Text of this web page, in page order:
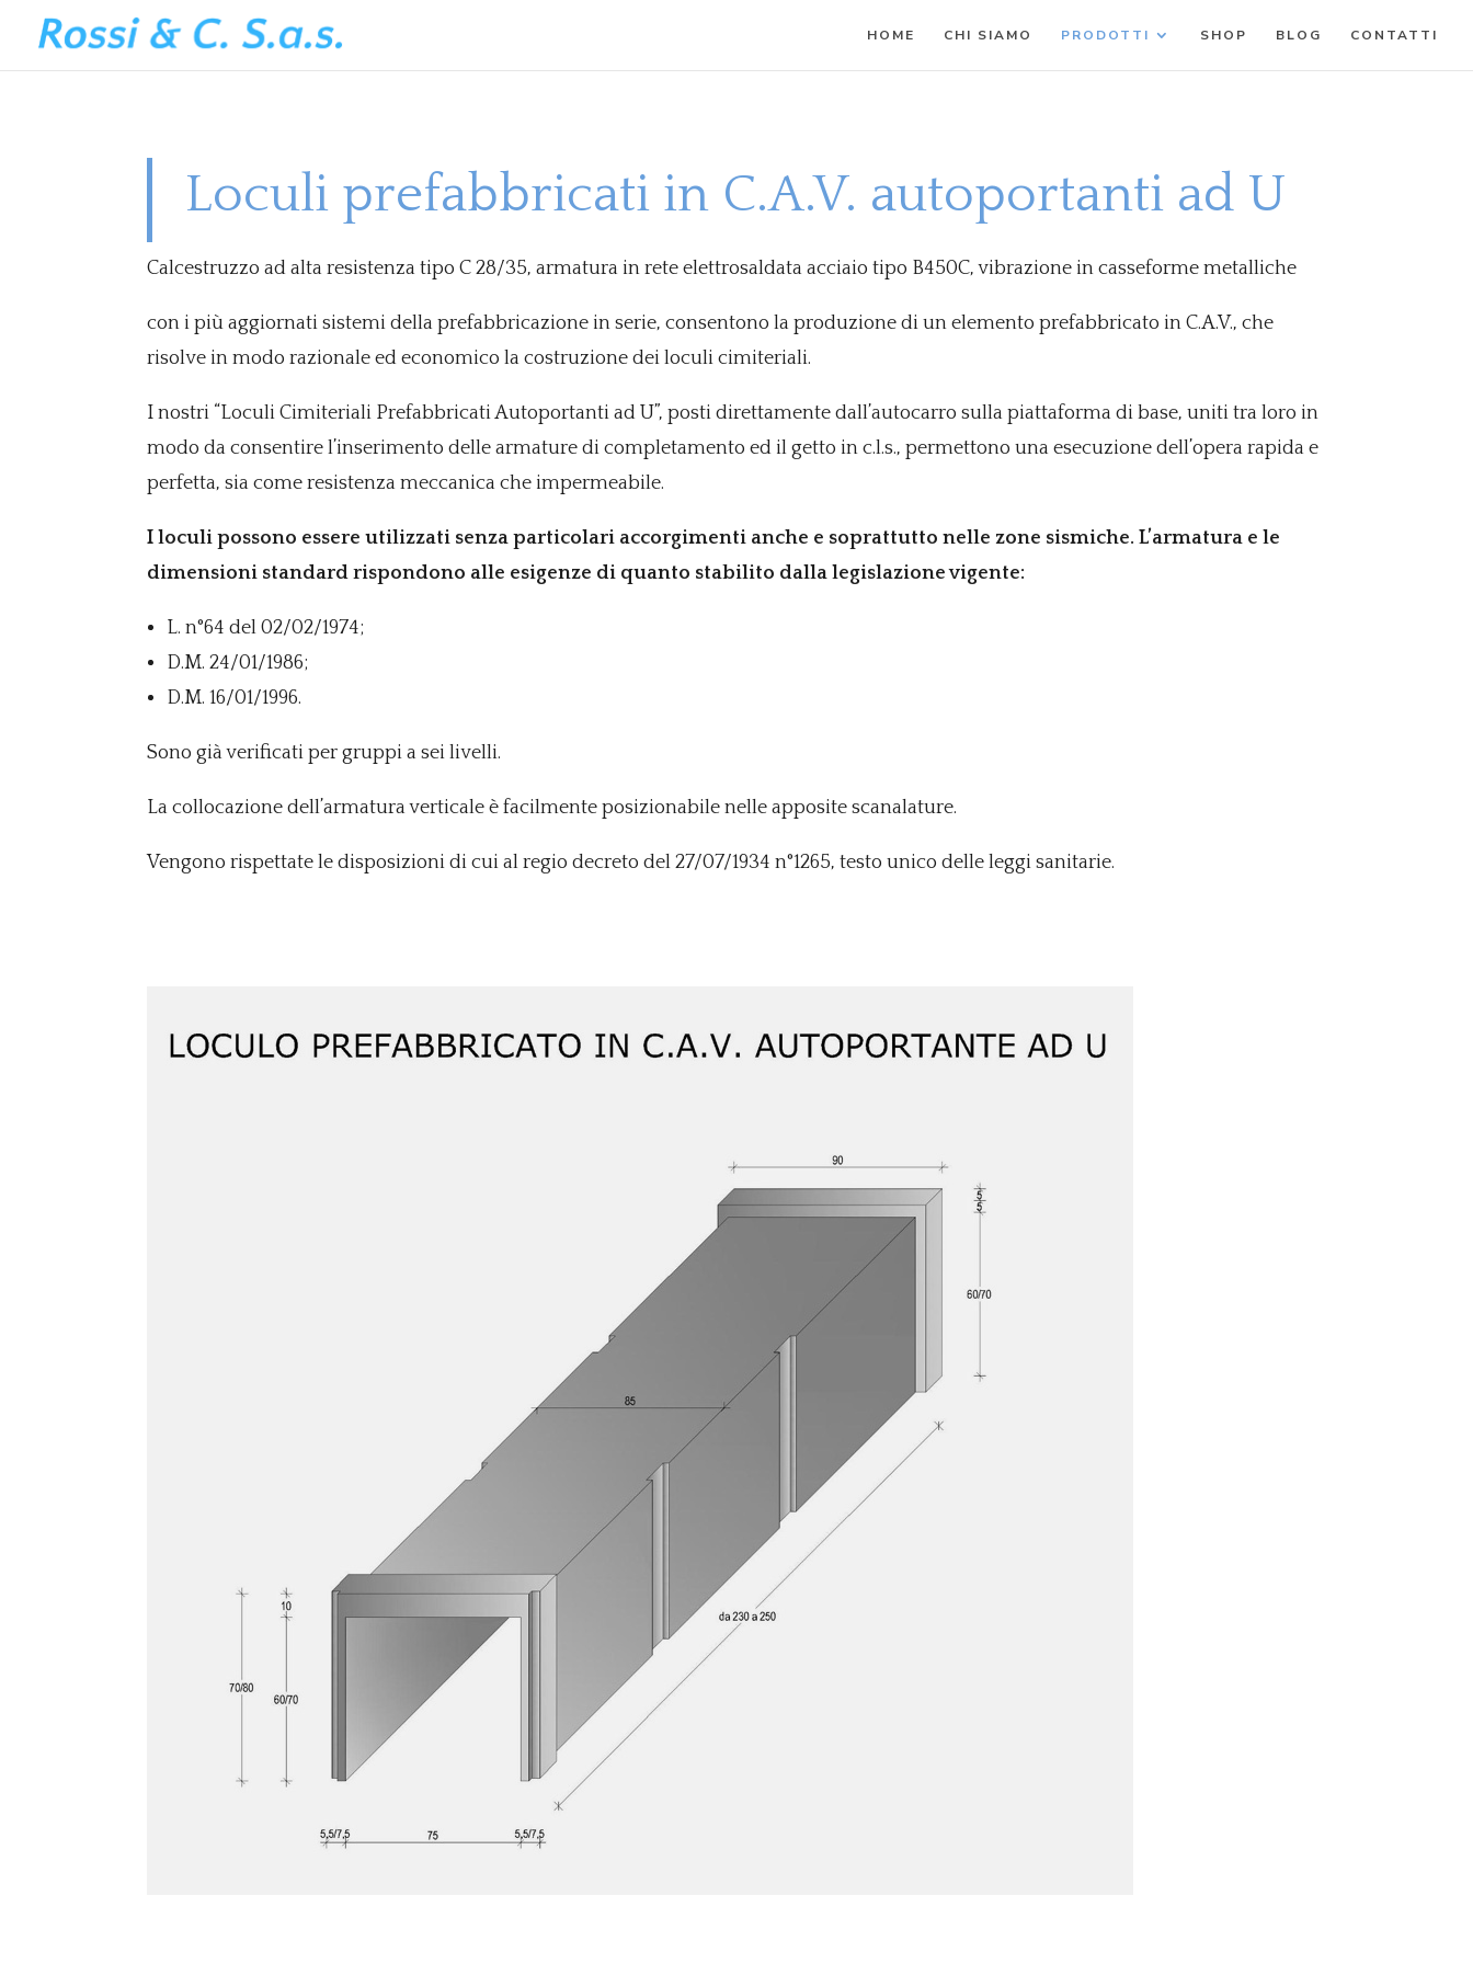
HOME CHI SIAMO PRODOTTI SHOP BLOG CONTATTI
Loculi prefabbricati in C.A.V. autoportanti ad U
Calcestruzzo ad alta resistenza tipo C 28/35, armatura in rete elettrosaldata acciaio tipo B450C, vibrazione in casseforme metalliche
con i più aggiornati sistemi della prefabbricazione in serie, consentono la produzione di un elemento prefabbricato in C.A.V., che
risolve in modo razionale ed economico la costruzione dei loculi cimiteriali.
I nostri “Loculi Cimiteriali Prefabbricati Autoportanti ad U”, posti direttamente dall’autocarro sulla piattaforma di base, uniti tra loro in
modo da consentire l’inserimento delle armature di completamento ed il getto in c.l.s., permettono una esecuzione dell’opera rapida e
perfetta, sia come resistenza meccanica che impermeabile.
I loculi possono essere utilizzati senza particolari accorgimenti anche e soprattutto nelle zone sismiche. L’armatura e le
dimensioni standard rispondono alle esigenze di quanto stabilito dalla legislazione vigente:
L. n°64 del 02/02/1974;
D.M. 24/01/1986;
D.M. 16/01/1996.
Sono già verificati per gruppi a sei livelli.
La collocazione dell’armatura verticale è facilmente posizionabile nelle apposite scanalature.
Vengono rispettate le disposizioni di cui al regio decreto del 27/07/1934 n°1265, testo unico delle leggi sanitarie.